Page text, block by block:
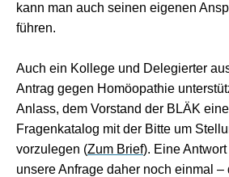
kann man auch seinen eigenen
führen.
Auch ein Kollege und Delegierter
Antrag gegen Homöopathie
Anlass, dem Vorstand der BLÄK
Fragenkatalog mit der Bitte um
vorzulegen (Zum Brief). Eine
unsere Anfrage daher noch einmal –